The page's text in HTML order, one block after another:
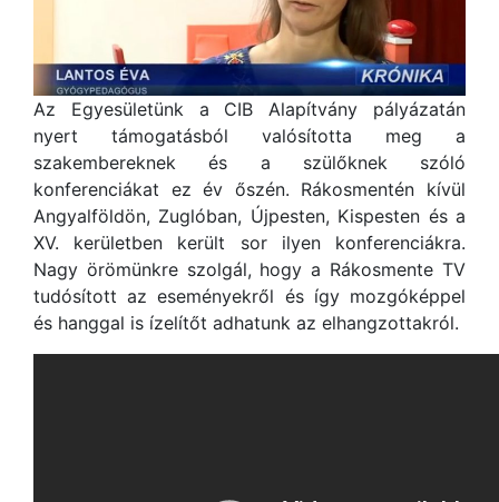
Az Egyesületünk a CIB Alapítvány pályázatán
nyert támogatásból valósította meg a
szakembereknek és a szülőknek szóló
konferenciákat ez év őszén. Rákosmentén kívül
Angyalföldön, Zuglóban, Újpesten, Kispesten és a
XV. kerületben került sor ilyen konferenciákra.
Nagy örömünkre szolgál, hogy a Rákosmente TV
tudósított az eseményekről és így mozgóképpel
és hanggal is ízelítőt adhatunk az elhangzottakról.